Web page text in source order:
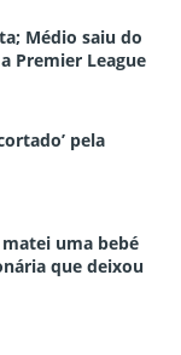
Médio saiu do
Premier League
pela
uma bebé
que deixou